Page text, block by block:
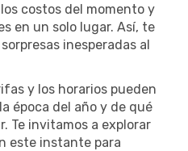
costos del momento y
en un solo lugar. Así, te
inesperadas al
y los horarios pueden
época del año y de qué
Te invitamos a explorar
este instante para